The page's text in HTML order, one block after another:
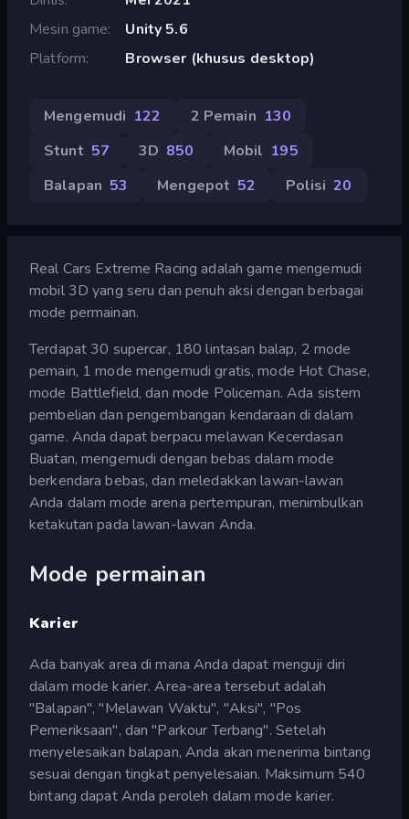
Mesin game
Unity 5.6
Platform
Browser (khusus desktop)
Mengemudi 122 2 Pemain 130
Stunt 57 3D 850 Mobil 195
Balapan 53 Mengepot 52 Polisi 20
Real Cars Extreme Racing adalah game mengemudi
mobil 3D yang seru dan penuh aksi dengan berbagai
mode permainan.
Terdapat 30 supercar, 180 lintasan balap, 2 mode
pemain, 1 mode mengemudi gratis, mode Hot Chase,
mode Battlefield, dan mode Policeman. Ada sistem
pembelian dan pengembangan kendaraan di dalam
game. Anda dapat berpacu melawan Kecerdasan
Buatan, mengemudi dengan bebas dalam mode
berkendara bebas, dan meledakkan lawan-lawan
Anda dalam mode arena pertempuran, menimbulkan
ketakutan pada lawan-lawan Anda.
Mode permainan
Karier
Ada banyak area di mana Anda dapat menguji diri
dalam mode karier. Area-area tersebut adalah
"Balapan", "Melawan Waktu", "Aksi", "Pos
Pemeriksaan", dan "Parkour Terbang". Setelah
menyelesaikan balapan, Anda akan menerima bintang
sesuai dengan tingkat penyelesaian. Maksimum 540
bintang dapat Anda peroleh dalam mode karier.